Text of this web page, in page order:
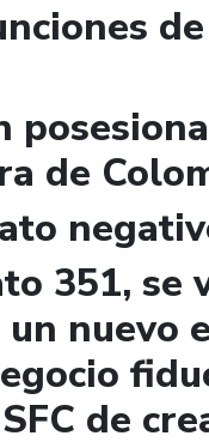
de
351, se
nuevo
de